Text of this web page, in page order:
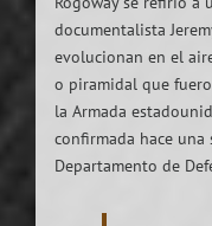
documentalista
evolucionan en el
o piramidal que
la Armada
confirmada hace
Departamento de